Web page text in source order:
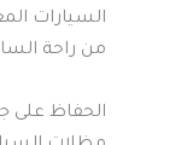
السيارات
من راحة
الحفاظ على